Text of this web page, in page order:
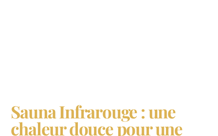
Sauna Infrarouge : une
chaleur douce pour une